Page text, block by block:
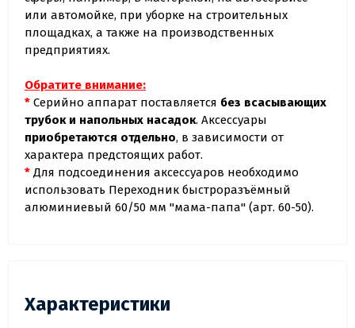
или автомойке, при уборке на строительных
площадках, а также на производственных
предприятиях.
Обратите внимание:
* Серийно аппарат поставляется без всасывающих
трубок и напольных насадок. Аксессуары
приобретаются отдельно, в зависимости от
характера предстоящих работ.
* Для подсоединения аксессуаров необходимо
использовать Переходник быстроразъёмный
алюминиевый 60/50 мм "мама-папа" (арт. 60-50).
Характеристики